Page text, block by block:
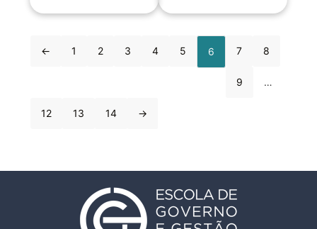
← 1 2 3 4 5 6 7 8
9 …
12 13 14 →